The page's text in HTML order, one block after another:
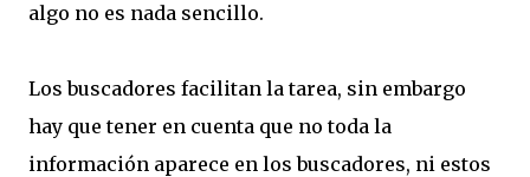
algo no es nada sencillo.
Los buscadores facilitan la tarea, sin embargo
hay que tener en cuenta que no toda la
información aparece en los buscadores, ni estos